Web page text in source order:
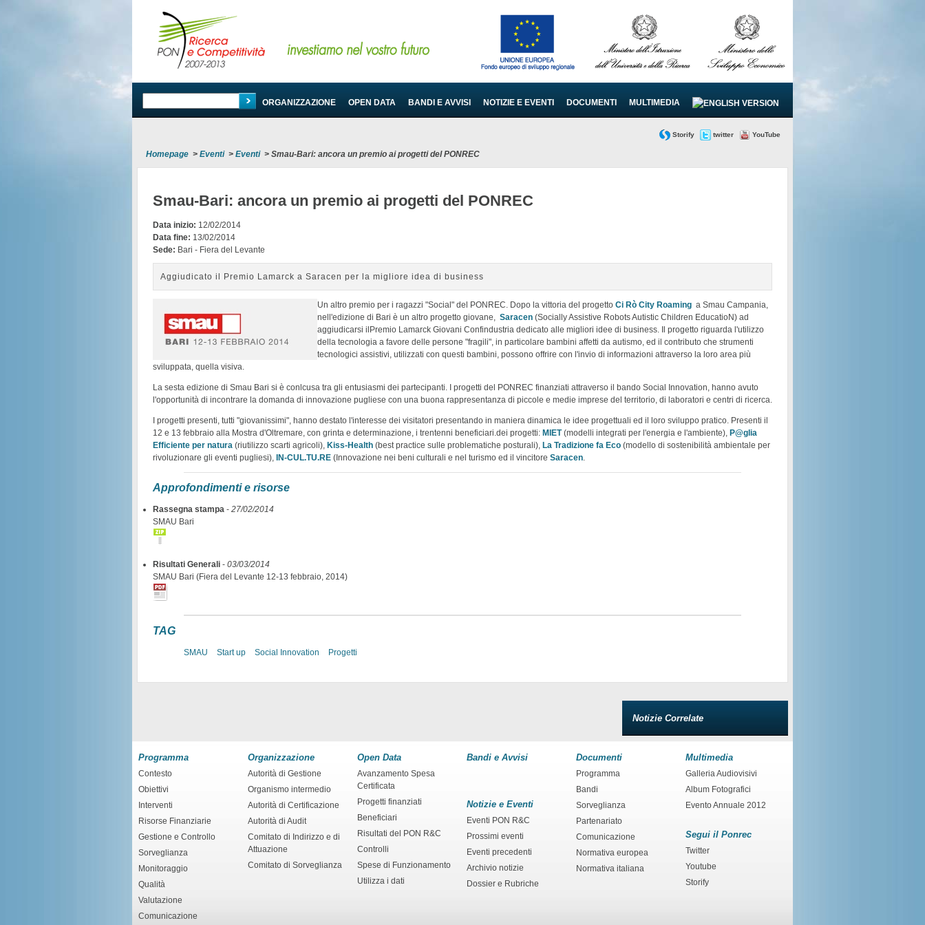
PROGRAMMA ORGANIZZAZIONE OPEN DATA BANDI E AVVISI NOTIZIE E EVENTI DOCUMENTI MULTIMEDIA
Storify twitter YouTube
Homepage > Eventi> Eventi> Smau-Bari: ancora un premio ai progetti del PONREC
Smau-Bari: ancora un premio ai progetti del PONREC
Data inizio: 12/02/2014
Data fine: 13/02/2014
Sede: Bari - Fiera del Levante
Aggiudicato il Premio Lamarck a Saracen per la migliore idea di business
Un altro premio per i ragazzi "Social" del PONREC. Dopo la vittoria del progetto Ci Rò City Roaming a Smau Campania,
nell'edizione di Bari è un altro progetto giovane, Saracen (Socially Assistive Robots Autistic Children EducatioN) ad
aggiudicarsi ilPremio Lamarck Giovani Confindustria dedicato alle migliori idee di business. Il progetto riguarda l'utilizzo
della tecnologia a favore delle persone "fragili", in particolare bambini affetti da autismo, ed il contributo che strumenti
tecnologici assistivi, utilizzati con questi bambini, possono offrire con l'invio di informazioni attraverso la loro area più
sviluppata, quella visiva.
La sesta edizione di Smau Bari si è conlcusa tra gli entusiasmi dei partecipanti. I progetti del PONREC finanziati attraverso il bando Social Innovation, hanno avuto
l'opportunità di incontrare la domanda di innovazione pugliese con una buona rappresentanza di piccole e medie imprese del territorio, di laboratori e centri di ricerca.
I progetti presenti, tutti "giovanissimi", hanno destato l'interesse dei visitatori presentando in maniera dinamica le idee progettuali ed il loro sviluppo pratico. Presenti il
12 e 13 febbraio alla Mostra d'Oltremare, con grinta e determinazione, i trentenni beneficiari.dei progetti: MIET(modelli integrati per l'energia e l'ambiente), P@glia
Efficiente per natura (riutilizzo scarti agricoli), Kiss-Health (best practice sulle problematiche posturali), La Tradizione fa Eco (modello di sostenibilità ambientale per
rivoluzionare gli eventi pugliesi), IN-CUL.TU.RE (Innovazione nei beni culturali e nel turismo ed il vincitore Saracen
Approfondimenti e risorse
Rassegna stampa - 27/02/2014
SMAU Bari
Risultati Generali - 03/03/2014
SMAU Bari (Fiera del Levante 12-13 febbraio, 2014)
TAG
SMAU Start up Social Innovation Progetti
Notizie Correlate
Programma
Contesto
Obiettivi
Interventi
Risorse Finanziarie
Gestione e Controllo
Sorveglianza
Monitoraggio
Qualità
Valutazione
Comunicazione
Organizzazione
Autorità di Gestione
Organismo intermedio
Autorità di Certificazione
Autorità di Audit
Comitato di Indirizzo e di
Attuazione
Comitato di Sorveglianza
Open Data
Avanzamento Spesa
Certificata
Progetti finanziati
Beneficiari
Risultati del PON R&C
Controlli
Spese di Funzionamento
Utilizza i dati
Bandi e Avvisi
Notizie e Eventi
Eventi PON R&C
Prossimi eventi
Eventi precedenti
Archivio notizie
Dossier e Rubriche
Documenti
Programma
Bandi
Sorveglianza
Partenariato
Comunicazione
Normativa europea
Normativa italiana
Multimedia
Galleria Audiovisivi
Album Fotografici
Evento Annuale 2012
Segui il Ponrec
Twitter
Youtube
Storify